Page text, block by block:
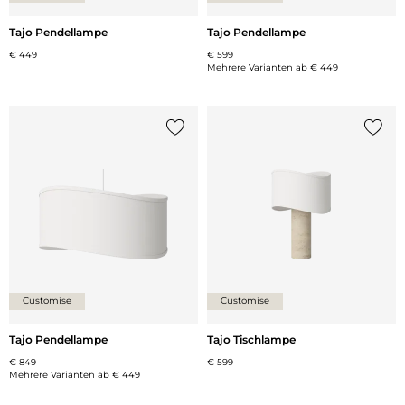
Tajo Pendellampe
€ 449
Tajo Pendellampe
€ 599
Mehrere Varianten ab € 449
Customise
Tajo Pendellampe
€ 849
Mehrere Varianten ab € 449
Customise
Tajo Tischlampe
€ 599